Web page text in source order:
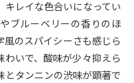
キレイな色合いになってい
ブルーベリーの香りのほ
のスパイシーさも感じら
いで、酸味が少々抑えら
とタンニンの渋味が顕著で